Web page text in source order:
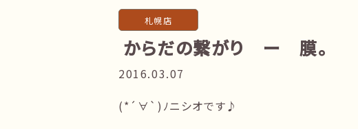
札幌店
からだの繋がり ー 膜。
2016.03.07
(*´∀`)ﾉニシオです♪